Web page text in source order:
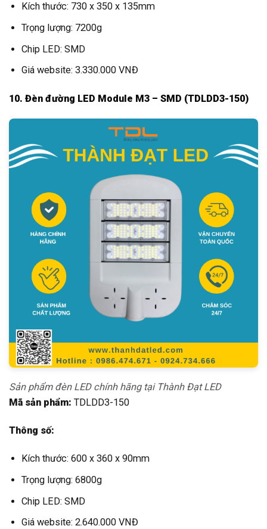
Kích thước: 730 x 350 x 135mm
Trọng lượng: 7200g
Chip LED: SMD
Giá website: 3.330.000 VNĐ
10. Đèn đường LED Module M3 – SMD (TDLDD3-150)
Sản phẩm đèn LED chính hãng tại Thành Đạt LED
Mã sản phẩm: TDLDD3-150
Thông số:
Kích thước: 600 x 360 x 90mm
Trọng lượng: 6800g
Chip LED: SMD
Giá website: 2.640.000 VNĐ